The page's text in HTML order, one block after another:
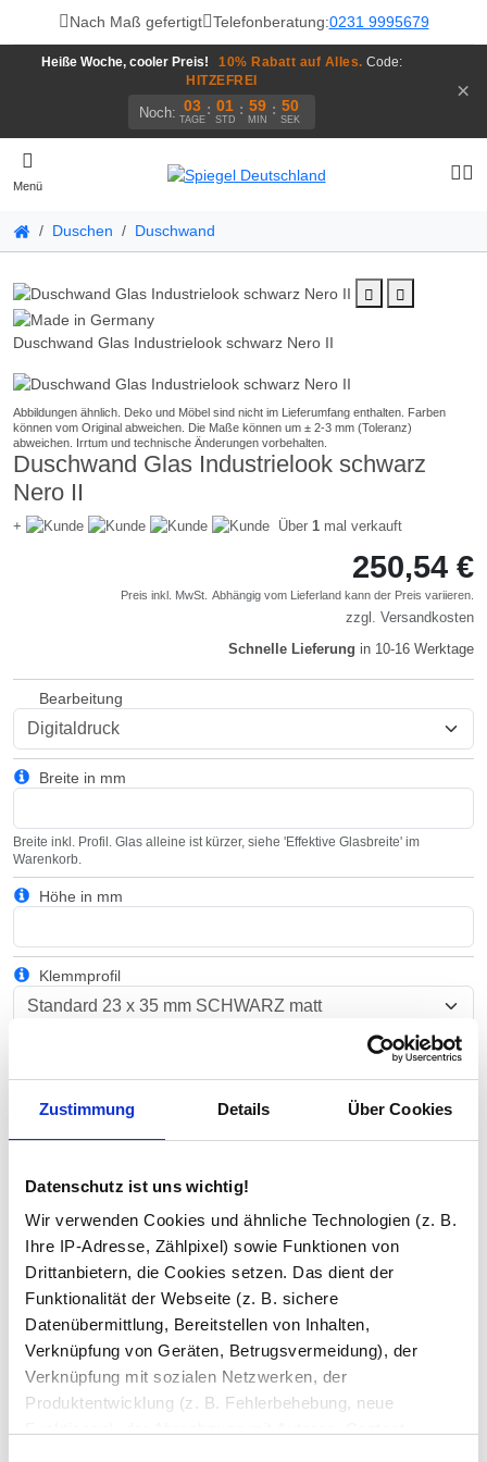
Zustimmung Details Über Cookies
Datenschutz ist uns wichtig!
Wir verwenden Cookies und ähnliche Technologien (z. B.
Ihre IP-Adresse, Zählpixel) sowie Funktionen von
Drittanbietern, die Cookies setzen. Das dient der
Funktionalität der Webseite (z. B. sichere
Datenübermittlung, Bereitstellen von Inhalten,
Verknüpfung von Geräten, Betrugsvermeidung), der
Verknüpfung mit sozialen Netzwerken, der
Produktentwicklung (z. B. Fehlerbehebung, neue
Nach Maß gefertigt Telefonberatung:0231 9995679
Heiße Woche, cooler Preis! 10% Rabatt auf Alles. Code:
HITZEFREI
Noch: 03
TAGE
: 01
STD
: 59
MIN
: 50
SEK
×
Menü
Duschen Duschwand
Duschwand Glas Industrielook schwarz Nero II
Duschwand Glas Industrielook schwarz
Nero II
+ Über 1 mal verkauft
250,54 €
Preis inkl. MwSt. Abhängig vom Lieferland kann der Preis variieren.
zzgl. Versandkosten
Schnelle Lieferung in 10-16 Werktage
Bearbeitung
Breite in mm
Breite inkl. Profil. Glas alleine ist kürzer, siehe 'Effektive Glasbreite' im
Warenkorb.
Höhe in mm
Klemmprofil
Inklusive
Wandprofil, Stabilisationsstange
Ihre Bemerkung